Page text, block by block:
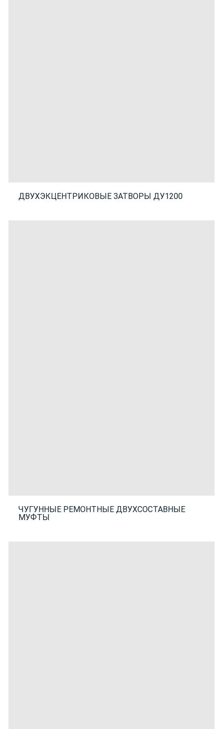
ДВУХЭКЦЕНТРИКОВЫЕ ЗАТВОРЫ ДУ1200
ЧУГУННЫЕ РЕМОНТНЫЕ ДВУХСОСТАВНЫЕ
МУФТЫ